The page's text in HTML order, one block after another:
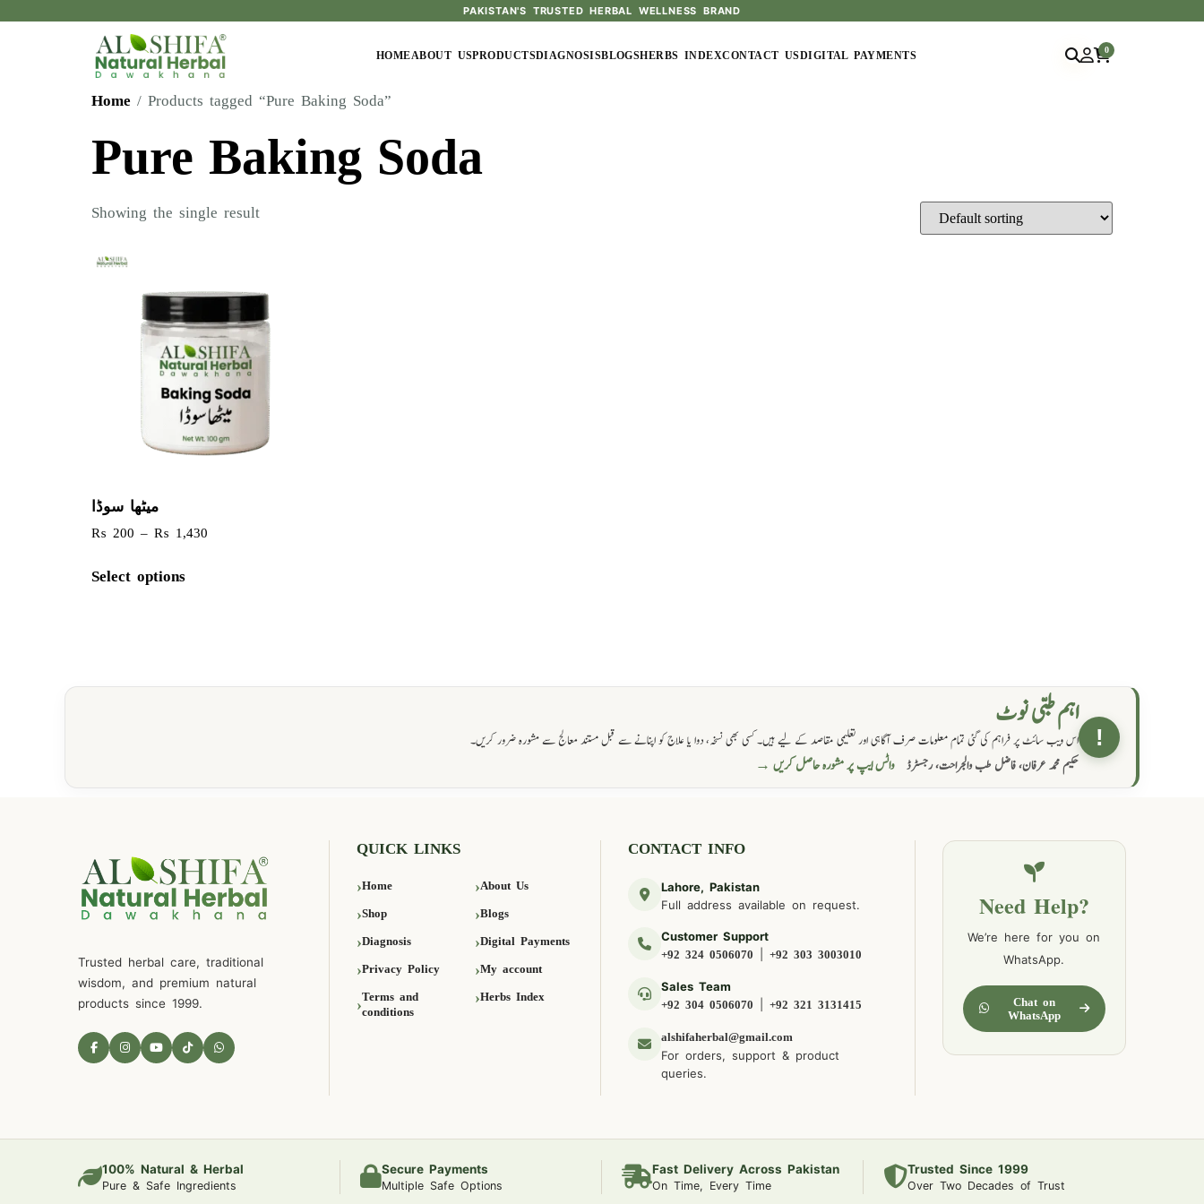
PAKISTAN'S TRUSTED HERBAL WELLNESS BRAND
HOMEABOUT USPRODUCTSDIAGNOSISBLOGSHERBS INDEXCONTACT USDIGITAL PAYMENTS
0
Home / Products tagged “Pure Baking Soda”
Pure Baking Soda
Showing the single result
میٹھا سوڈا
₨ 200 – ₨ 1,430
Select options
!
اہم طبی نوٹ
اس ویب سائٹ پر فراہم کی گئی تمام معلومات صرف آگاہی اور تعلیمی مقاصد کے لیے ہیں۔ کسی بھی نسخہ، دوا یا علاج کو اپنانے سے قبل مستند معالج سے مشورہ ضرور کریں۔
حکیم محمد عرفان، فاضل طب والجراحت، رجسٹرڈ واٹس ایپ پر مشورہ حاصل کریں →
Trusted herbal care, traditional
wisdom, and premium natural
products since 1999.
QUICK LINKS
Home About Us
Shop Blogs
Diagnosis Digital Payments
Privacy Policy My account
Terms and
conditions
Herbs Index
CONTACT INFO
Lahore, Pakistan
Full address available on request.
Customer Support
+92 324 0506070 |+92 303 3003010
Sales Team
+92 304 0506070 |+92 321 3131415
alshifaherbal@gmail.com
For orders, support & product
queries.
Need Help?
We’re here for you on
WhatsApp.
Chat on
WhatsApp
100% Natural & Herbal
Pure & Safe Ingredients
Secure Payments
Multiple Safe Options
Fast Delivery Across Pakistan
On Time, Every Time
Trusted Since 1999
Over Two Decades of Trust